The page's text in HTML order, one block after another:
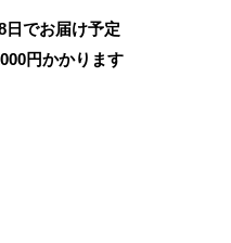
日でお届け予定
円かかります